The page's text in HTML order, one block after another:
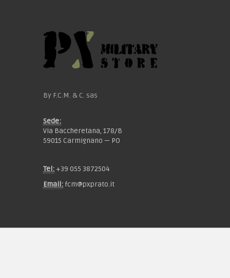
By F.C.M. & C. sas
Sede:
Via Baccheretana, 178/B
59015 Carmignano — PO
Tel: +39 055 3872504
Email: fcm@pxprato.it